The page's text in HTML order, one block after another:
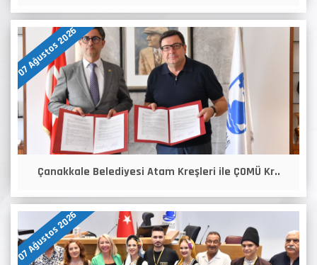
07 Ağustos 2026
Çanakkale Belediyesi Atam Kreşleri ile ÇOMÜ Kr..
07 Ağustos 2026